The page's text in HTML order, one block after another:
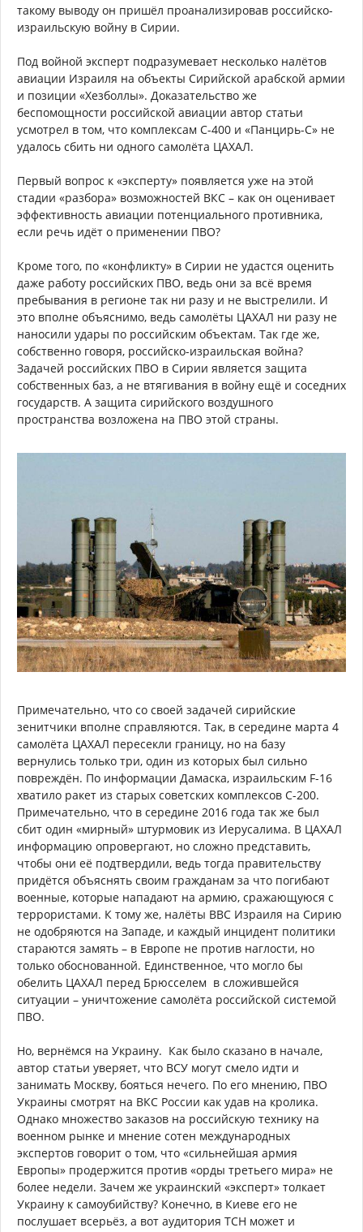
такому выводу он пришёл проанализировав российско-
израильскую войну в Сирии.
Под войной эксперт подразумевает несколько налётов
авиации Израиля на объекты Сирийской арабской армии
и позиции «Хезболлы». Доказательство же
беспомощности российской авиации автор статьи
усмотрел в том, что комплексам С-400 и «Панцирь-С» не
удалось сбить ни одного самолёта ЦАХАЛ.
Первый вопрос к «эксперту» появляется уже на этой
стадии «разбора» возможностей ВКС – как он оценивает
эффективность авиации потенциального противника,
если речь идёт о применении ПВО?
Кроме того, по «конфликту» в Сирии не удастся оценить
даже работу российских ПВО, ведь они за всё время
пребывания в регионе так ни разу и не выстрелили. И
это вполне объяснимо, ведь самолёты ЦАХАЛ ни разу не
наносили удары по российским объектам. Так где же,
собственно говоря, российско-израильская война?
Задачей российских ПВО в Сирии является защита
собственных баз, а не втягивания в войну ещё и соседних
государств. А защита сирийского воздушного
пространства возложена на ПВО этой страны.
Примечательно, что со своей задачей сирийские
зенитчики вполне справляются. Так, в середине марта 4
самолёта ЦАХАЛ пересекли границу, но на базу
вернулись только три, один из которых был сильно
повреждён. По информации Дамаска, израильским F-16
хватило ракет из старых советских комплексов C-200.
Примечательно, что в середине 2016 года так же был
сбит один «мирный» штурмовик из Иерусалима. В ЦАХАЛ
информацию опровергают, но сложно представить,
чтобы они её подтвердили, ведь тогда правительству
придётся объяснять своим гражданам за что погибают
военные, которые нападают на армию, сражающуюся с
террористами. К тому же, налёты ВВС Израиля на Сирию
не одобряются на Западе, и каждый инцидент политики
стараются замять – в Европе не против наглости, но
только обоснованной. Единственное, что могло бы
обелить ЦАХАЛ перед Брюсселем в сложившейся
ситуации – уничтожение самолёта российской системой
ПВО.
Но, вернёмся на Украину. Как было сказано в начале,
автор статьи уверяет, что ВСУ могут смело идти и
занимать Москву, бояться нечего. По его мнению, ПВО
Украины смотрят на ВКС России как удав на кролика.
Однако множество заказов на российскую технику на
военном рынке и мнение сотен международных
экспертов говорит о том, что «сильнейшая армия
Европы» продержится против «орды третьего мира» не
более недели. Зачем же украинский «эксперт» толкает
Украину к самоубийству? Конечно, в Киеве его не
послушает всерьёз, а вот аудитория ТСН может и